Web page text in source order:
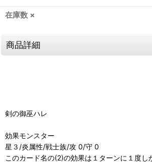
在庫数 ×
商品詳細
剣の御巫ハレ
効果モンスター
星３/炎属性/戦士族/攻 0/守 0
このカード名の(2)の効果は１ターンに１度し